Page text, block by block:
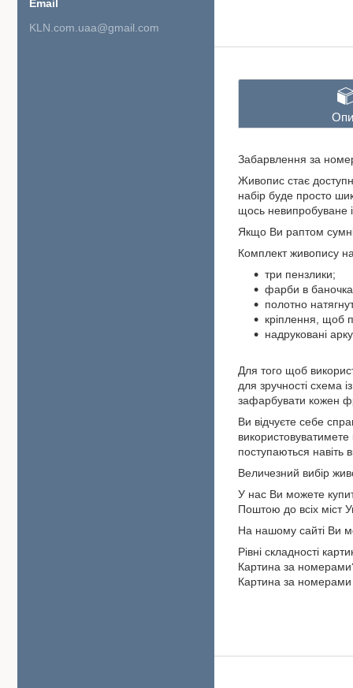
Забарвлення за
Живопис стає
набір буде просто
щось невипробуване
Якщо Ви раптом
Комплект живопису
три пензлики;
фарби в
полотно
кріплення, щоб
надруковані
Для того щоб
для зручності схема
зафарбувати кожен
Ви відчуєте себе
використовуватимете
поступаються навіть
Величезний вибір
У нас Ви можете
Поштою до всіх міст
На нашому сайті Ви
Рівні складності
Картина за
Картина за
KLN.com.uaa@gmail.com